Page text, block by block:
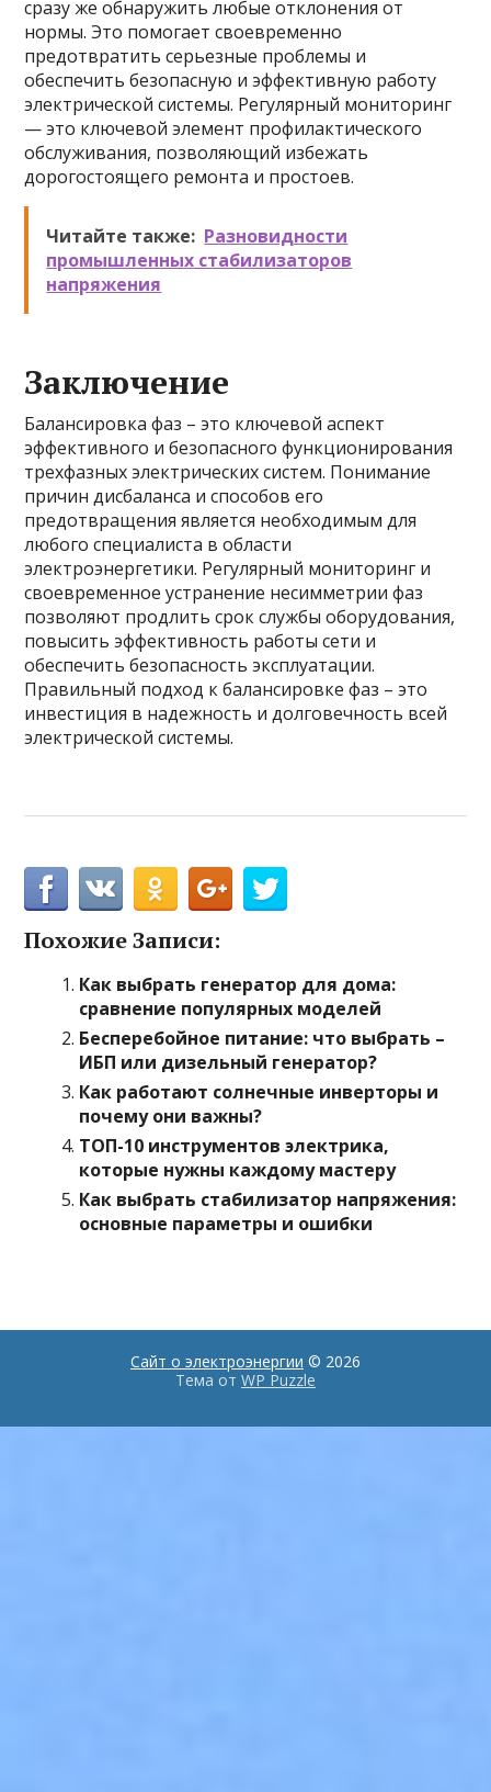
сразу же обнаружить любые отклонения от
нормы. Это помогает своевременно
предотвратить серьезные проблемы и
обеспечить безопасную и эффективную работу
электрической системы. Регулярный мониторинг
— это ключевой элемент профилактического
обслуживания, позволяющий избежать
дорогостоящего ремонта и простоев.
Читайте также: Разновидности
промышленных стабилизаторов
напряжения
Заключение
Балансировка фаз – это ключевой аспект
эффективного и безопасного функционирования
трехфазных электрических систем. Понимание
причин дисбаланса и способов его
предотвращения является необходимым для
любого специалиста в области
электроэнергетики. Регулярный мониторинг и
своевременное устранение несимметрии фаз
позволяют продлить срок службы оборудования,
повысить эффективность работы сети и
обеспечить безопасность эксплуатации.
Правильный подход к балансировке фаз – это
инвестиция в надежность и долговечность всей
электрической системы.
Похожие Записи:
Как выбрать генератор для дома:
сравнение популярных моделей
Бесперебойное питание: что выбрать –
ИБП или дизельный генератор?
Как работают солнечные инверторы и
почему они важны?
ТОП-10 инструментов электрика,
которые нужны каждому мастеру
Как выбрать стабилизатор напряжения:
основные параметры и ошибки
Сайт о электроэнергии © 2026
Тема от WP Puzzle